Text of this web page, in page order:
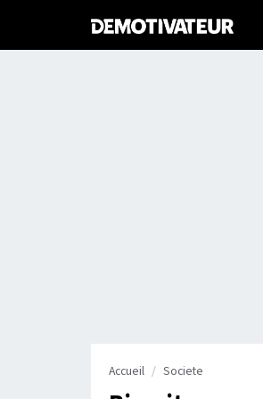
Accueil Societe